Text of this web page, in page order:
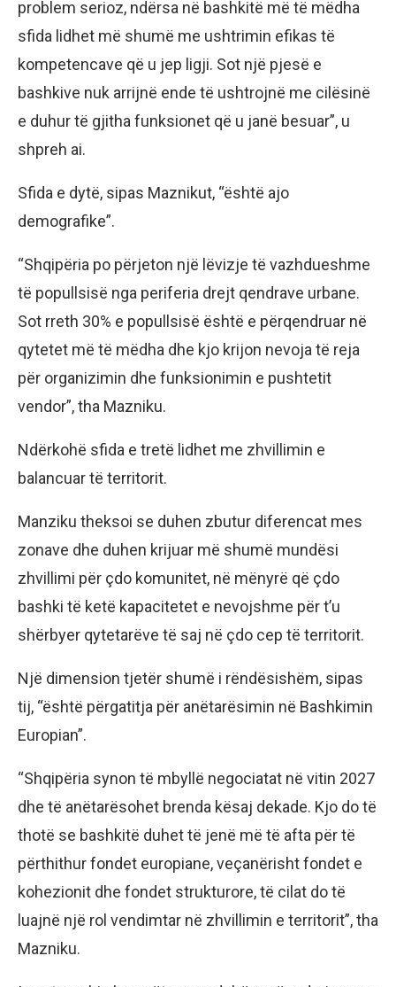
problem serioz, ndërsa në bashkitë më të mëdha
sfida lidhet më shumë me ushtrimin efikas të
kompetencave që u jep ligji. Sot një pjesë e
bashkive nuk arrijnë ende të ushtrojnë me cilësinë
e duhur të gjitha funksionet që u janë besuar”, u
shpreh ai.
Sfida e dytë, sipas Maznikut, “është ajo
demografike”.
“Shqipëria po përjeton një lëvizje të vazhdueshme
të popullsisë nga periferia drejt qendrave urbane.
Sot rreth 30% e popullsisë është e përqendruar në
qytetet më të mëdha dhe kjo krijon nevoja të reja
për organizimin dhe funksionimin e pushtetit
vendor”, tha Mazniku.
Ndërkohë sfida e tretë lidhet me zhvillimin e
balancuar të territorit.
Manziku theksoi se duhen zbutur diferencat mes
zonave dhe duhen krijuar më shumë mundësi
zhvillimi për çdo komunitet, në mënyrë që çdo
bashki të ketë kapacitetet e nevojshme për t’u
shërbyer qytetarëve të saj në çdo cep të territorit.
Një dimension tjetër shumë i rëndësishëm, sipas
tij, “është përgatitja për anëtarësimin në Bashkimin
Europian”.
“Shqipëria synon të mbyllë negociatat në vitin 2027
dhe të anëtarësohet brenda kësaj dekade. Kjo do të
thotë se bashkitë duhet të jenë më të afta për të
përthithur fondet europiane, veçanërisht fondet e
kohezionit dhe fondet strukturore, të cilat do të
luajnë një rol vendimtar në zhvillimin e territorit”, tha
Mazniku.